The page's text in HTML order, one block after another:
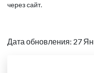
через сайт.
Дата обновления: 27